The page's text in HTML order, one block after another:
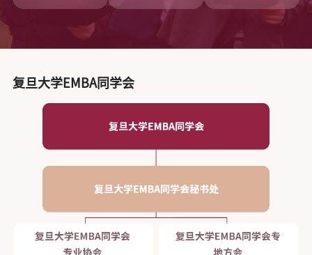
复旦大学EMBA同学会